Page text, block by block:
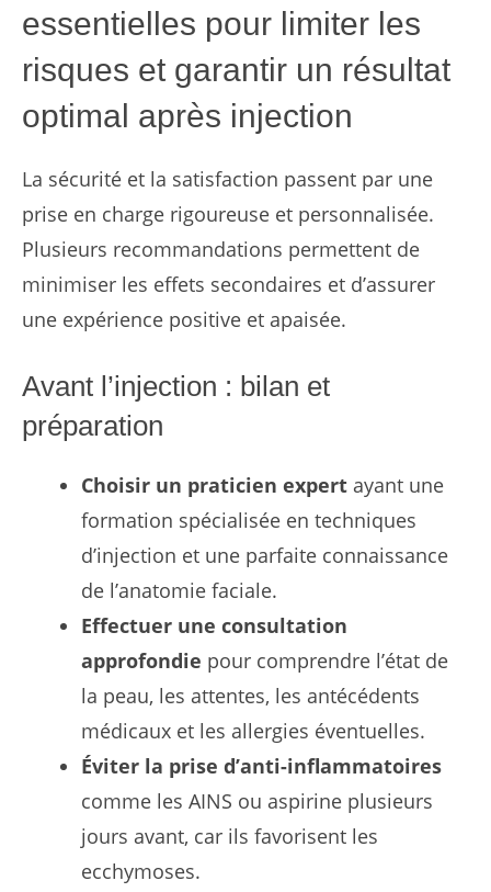
essentielles pour limiter les
risques et garantir un résultat
optimal après injection
La sécurité et la satisfaction passent par une
prise en charge rigoureuse et personnalisée.
Plusieurs recommandations permettent de
minimiser les effets secondaires et d’assurer
une expérience positive et apaisée.
Avant l’injection : bilan et
préparation
Choisir un praticien expert ayant une
formation spécialisée en techniques
d’injection et une parfaite connaissance
de l’anatomie faciale.
Effectuer une consultation
approfondie pour comprendre l’état de
la peau, les attentes, les antécédents
médicaux et les allergies éventuelles.
Éviter la prise d’anti-inflammatoires
comme les AINS ou aspirine plusieurs
jours avant, car ils favorisent les
ecchymoses.